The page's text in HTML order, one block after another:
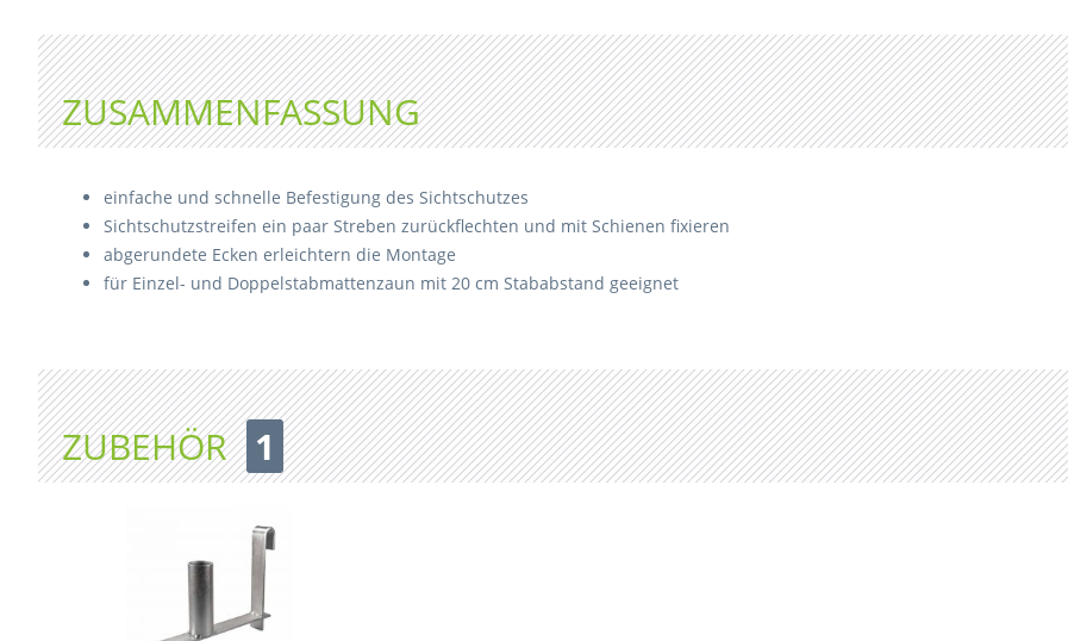
ZUSAMMENFASSUNG
einfache und schnelle Befestigung des Sichtschutzes
Sichtschutzstreifen ein paar Streben zurückflechten und mit Schienen fixieren
abgerundete Ecken erleichtern die Montage
für Einzel- und Doppelstabmattenzaun mit 20 cm Stababstand geeignet
ZUBEHÖR 1